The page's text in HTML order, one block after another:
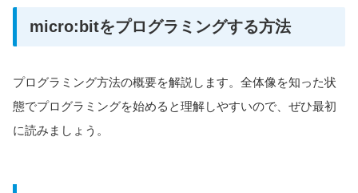
micro:bitをプログラミングする方法
プログラミング方法の概要を解説します。全体像を知った状
態でプログラミングを始めると理解しやすいので、ぜひ最初
に読みましょう。